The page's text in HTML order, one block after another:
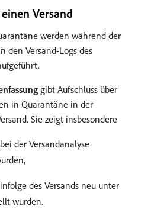
Versand
werden während der
den Versand-Logs des
gibt Aufschluss über
in Quarantäne in der
Sie zeigt insbesondere
der Versandanalyse
des Versands neu unter
wurden.